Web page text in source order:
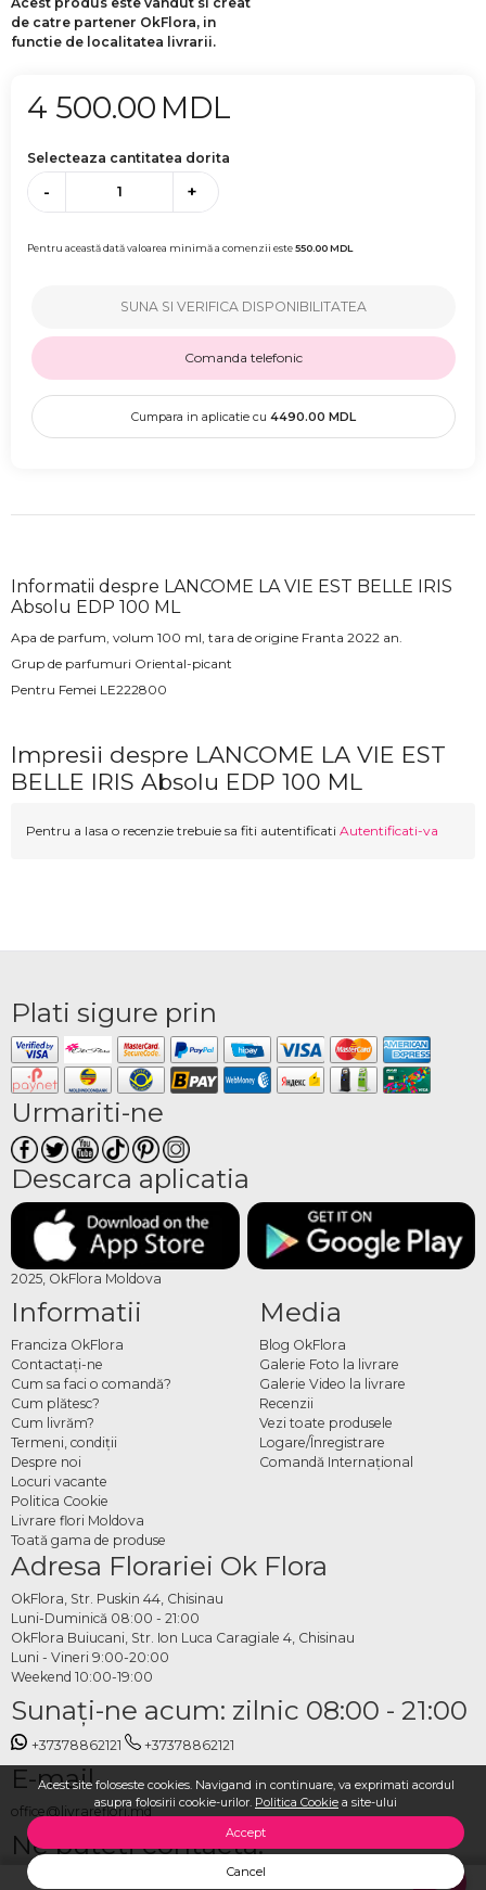
Acest site foloseste cookies. Navigand in continuare, va exprimati acordul
asupra folosirii cookie-urilor. Politica Cookie a site-ului
Accept
Cancel
de catre partener OkFlora, in
functie de localitatea livrarii.
4 500.00 MDL
Selecteaza cantitatea dorita
- +
Pentru această dată valoarea minimă a comenzii este550.00MDL
SUNA SI VERIFICA DISPONIBILITATEA
Comanda telefonic
Cumpara in aplicatie cu 4490.00 MDL
Informatii despre LANCOME LA VIE EST BELLE IRIS
Absolu EDP 100 ML
Apa de parfum, volum 100 ml, tara de origine Franta 2022 an.
Grup de parfumuri Oriental-picant
Pentru Femei LE222800
Impresii despre LANCOME LA VIE EST
BELLE IRIS Absolu EDP 100 ML
Pentru a lasa o recenzie trebuie sa fiti autentificati Autentificati-va
Plati sigure prin
Urmariti-ne
Descarca aplicatia
2025, OkFlora Moldova
Informatii
Franciza OkFlora
Contactaţi-ne
Cum sa faci o comandă?
Cum plătesc?
Cum livrăm?
Termeni, condiţii
Despre noi
Locuri vacante
Politica Cookie
Livrare flori Moldova
Toată gama de produse
Media
Blog OkFlora
Galerie Foto la livrare
Galerie Video la livrare
Recenzii
Vezi toate produsele
Logare/Înregistrare
Comandă Internațional
Adresa Florariei Ok Flora
OkFlora, Str. Puskin 44, Chisinau
Luni-Duminică 08:00 - 21:00
OkFlora Buiucani, Str. Ion Luca Caragiale 4, Chisinau
Luni - Vineri 9:00-20:00
Weekend 10:00-19:00
Sunaţi-ne acum: zilnic 08:00 - 21:00
+37378862121 +37378862121
E-mail
office@livrareflori.md
Ne puteți contacta:
whatsapp